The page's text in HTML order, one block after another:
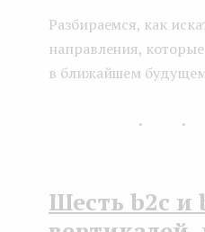
Разбираемся, как
направления,
в ближайшем
Шесть b2c и